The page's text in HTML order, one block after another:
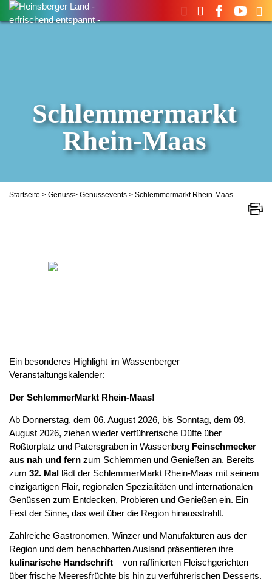
Suchen
nach:
Schlemmermarkt
Rhein-Maas
Startseite > Genuss> Genussevents > Schlemmermarkt Rhein-Maas
Ein besonderes Highlight im Wassenberger
Veranstaltungskalender:
Der SchlemmerMarkt Rhein-Maas!
Ab Donnerstag, dem 06. August 2026, bis Sonntag, dem 09.
August 2026, ziehen wieder verführerische Düfte über
Roßtorplatz und Patersgraben in Wassenberg Feinschmecker
aus nah und fern zum Schlemmen und Genießen an. Bereits
zum 32. Mal lädt der SchlemmerMarkt Rhein-Maas mit seinem
einzigartigen Flair, regionalen Spezialitäten und internationalen
Genüssen zum Entdecken, Probieren und Genießen ein. Ein
Fest der Sinne, das weit über die Region hinausstrahlt.
Zahlreiche Gastronomen, Winzer und Manufakturen aus der
Region und dem benachbarten Ausland präsentieren ihre
kulinarische Handschrift – von raffinierten Fleischgerichten
über frische Meeresfrüchte bis hin zu verführerischen Desserts.